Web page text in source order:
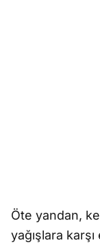
Öte yandan,
yağışlara